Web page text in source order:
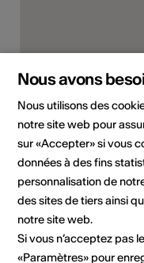
Rue du château 7,
Planifier un itinéraire
Nous avons
Nous utilisons des
notre site web pour
sur «Accepter» si vous
données à des fins
personnalisation de
des sites de tiers ainsi
notre site web.
Si vous n’acceptez pas
«Paramètres» pour